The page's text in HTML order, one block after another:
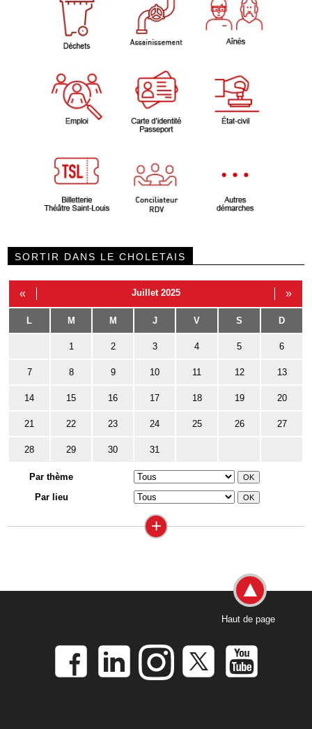
SORTIR DANS LE CHOLETAIS
« Juillet 2025 »
L M M J V S D
1 2 3 4 5 6
7 8 9 10 11 12 13
14 15 16 17 18 19 20
21 22 23 24 25 26 27
28 29 30 31
Par thème
Par lieu
+
Haut de page